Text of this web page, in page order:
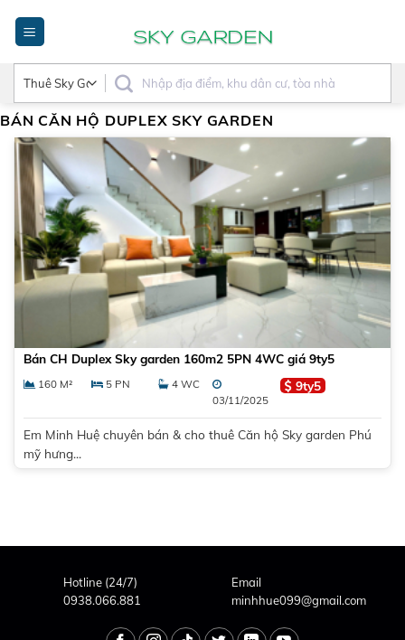
dung
BÁN CĂN HỘ DUPLEX SKY GARDEN
Bán CH Duplex Sky garden 160m2 5PN 4WC giá 9ty5
160 M² 5 PN
4 WC
03/11/2025
9ty5
Em Minh Huệ chuyên bán & cho thuê Căn hộ Sky garden Phú
mỹ hưng...
Hotline (24/7)
0938.066.881
Email
minhhue099@gmail.com